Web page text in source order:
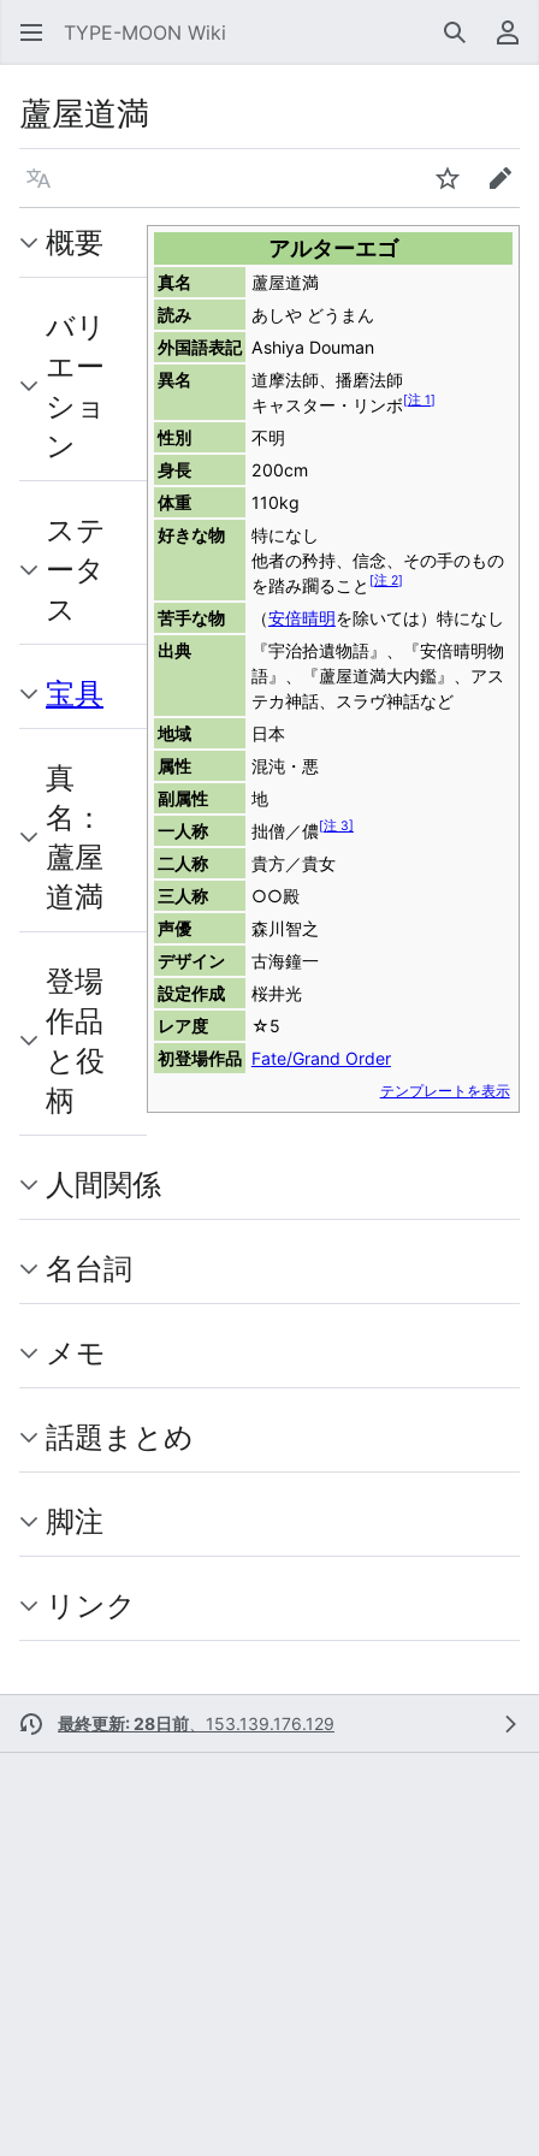
TYPE-MOON Wiki 検索 利
蘆屋道満
言語 ウォッチ編集
アルターエゴ
真名
蘆屋道満
読み
あしや どうまん
外国語表記 Ashiya Douman
異名
道摩法師、播磨法師
キャスター・リンボ[注 1]
性別
不明
身長
200cm
体重
110kg
好きな物
特になし
他者の矜持、信念、その手のもの
を踏み躙ること[注 2]
苦手な物 （安倍晴明を除いては）特になし
出典
『宇治拾遺物語』、『安倍晴明物
語』、『蘆屋道満大内鑑』、アス
テカ神話、スラヴ神話など
地域
日本
属性
混沌・悪
副属性
地
一人称
拙僧／儂[注 3
二人称
貴方／貴女
三人称
○○殿
声優
森川智之
デザイン
古海鐘一
設定作成
桜井光
レア度
☆5
初登場作品 Fate/Grand Order
テンプレートを表示
概要
バリ
エー
ショ
ン
ステ
ータ
ス
宝具
真
名：
蘆屋
道満
登場
作品
と役
柄
人間関係
名台詞
メモ
話題まとめ
脚注
リンク
最終更新: 28日前 153.139.176.129